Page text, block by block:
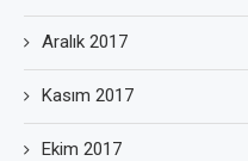
Aralık 2017
Kasım 2017
Ekim 2017